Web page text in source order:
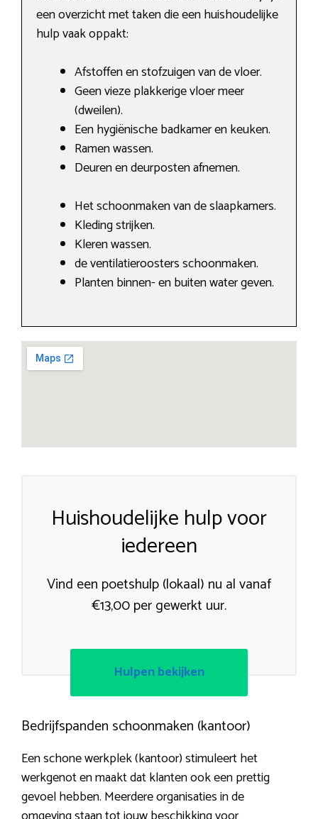
een overzicht met taken die een huishoudelijke
hulp vaak oppakt:
Afstoffen en stofzuigen van de vloer.
Geen vieze plakkerige vloer meer
(dweilen).
Een hygiënische badkamer en keuken.
Ramen wassen.
Deuren en deurposten afnemen.
Het schoonmaken van de slaapkamers.
Kleding strijken.
Kleren wassen.
de ventilatieroosters schoonmaken.
Planten binnen- en buiten water geven.
Huishoudelijke hulp voor
iedereen
Vind een poetshulp (lokaal) nu al vanaf
€13,00 per gewerkt uur.
Hulpen bekijken
Bedrijfspanden schoonmaken (kantoor)
Een schone werkplek (kantoor) stimuleert het
werkgenot en maakt dat klanten ook een prettig
gevoel hebben. Meerdere organisaties in de